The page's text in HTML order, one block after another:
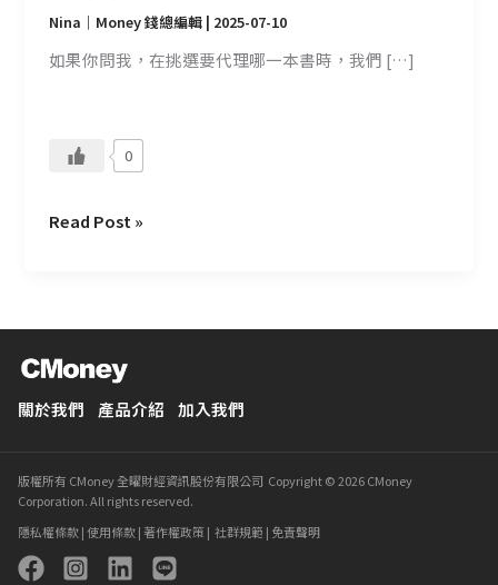
Nina｜Money 錢總編輯 | 2025-07-10
如果你問我，在挑選要代理哪一本書時，我們 […]
0
不
敢
Read Post »
關於我們 產品介紹 加入我們
版權所有 CMoney 全曜財經資訊股份有限公司 Copyright © 2026 CMoney
Corporation. All rights reserved.
隱私權條款|使用條款| 著作權政策| 社群規範 | 免責聲明